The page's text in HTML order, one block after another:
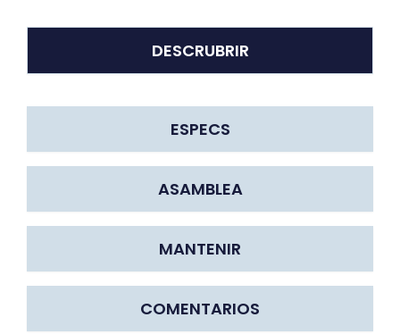
DESCRUBRIR
ESPECS
ASAMBLEA
MANTENIR
COMENTARIOS